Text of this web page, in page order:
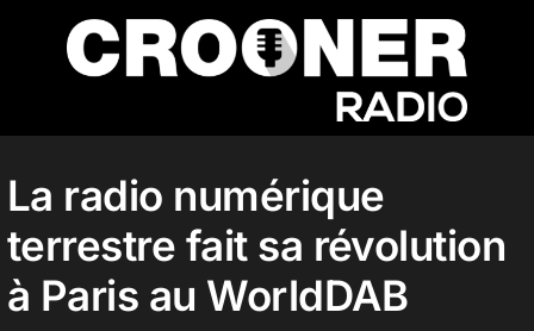
contenu
Accueil
Podcasts
La radio numérique
terrestre fait sa révolution
à Paris au WorldDAB